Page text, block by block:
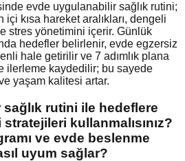
evde uygulanabilir sağlık rutini;
içi kısa hareket aralıkları, dengeli
stres yönetimini içerir. Günlük
hedefler belirlenir, evde egzersiz
hale getirilir ve 7 adımlık plana
ilerleme kaydedilir; bu sayede
yaşam kalitesi artar.
rutini ile hedeflere
kullanmalısınız?
ve evde beslenme
uyum sağlar?